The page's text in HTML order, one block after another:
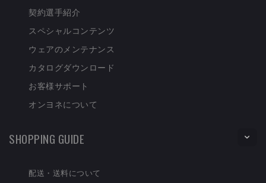
契約選手紹介
スペシャルコンテンツ
ウェアのメンテナンス
カタログダウンロード
お客様サポート
オンヨネについて
SHOPPING GUIDE
配送・送料について